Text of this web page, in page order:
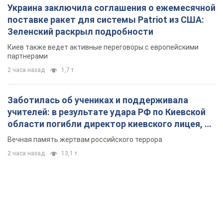
Украина заключила соглашения о ежемесячной
поставке ракет для системы Patriot из США:
Зеленский раскрыл подробности
Киев также ведет активные переговоры с европейскими
партнерами
2 часа назад 1,7 т.
Заботилась об учениках и поддерживала
учителей: в результате удара РФ по Киевской
области погибли директор киевского лицея, её
муж и внук
Вечная память жертвам российского террора
2 часа назад 13,1 т.